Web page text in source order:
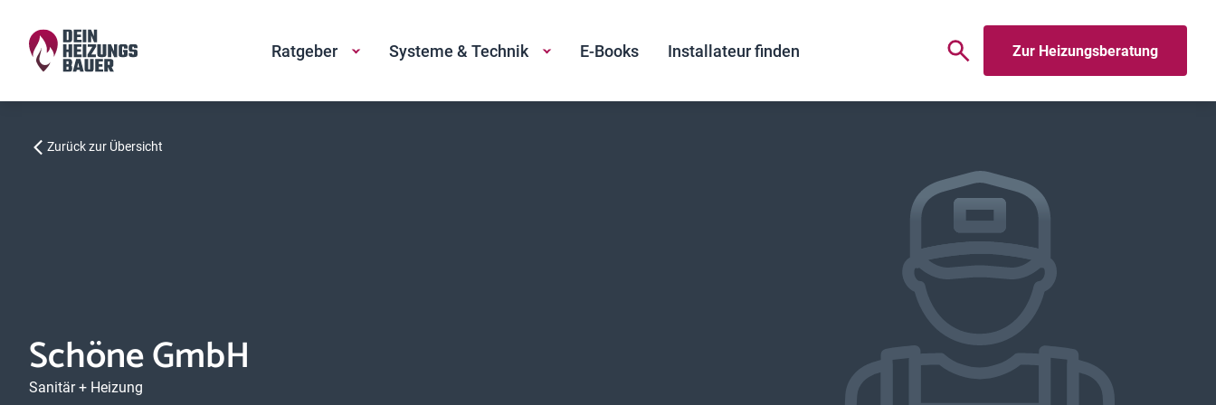
Ratgeber Systeme & Technik E-Books Installateur finden Zur Heizungsberatung
Zurück zur Übersicht
Schöne GmbH
Sanitär + Heizung